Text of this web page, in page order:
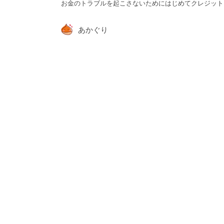
お金のトラブルを起こさないためにはじめてクレジッ
あかぐり